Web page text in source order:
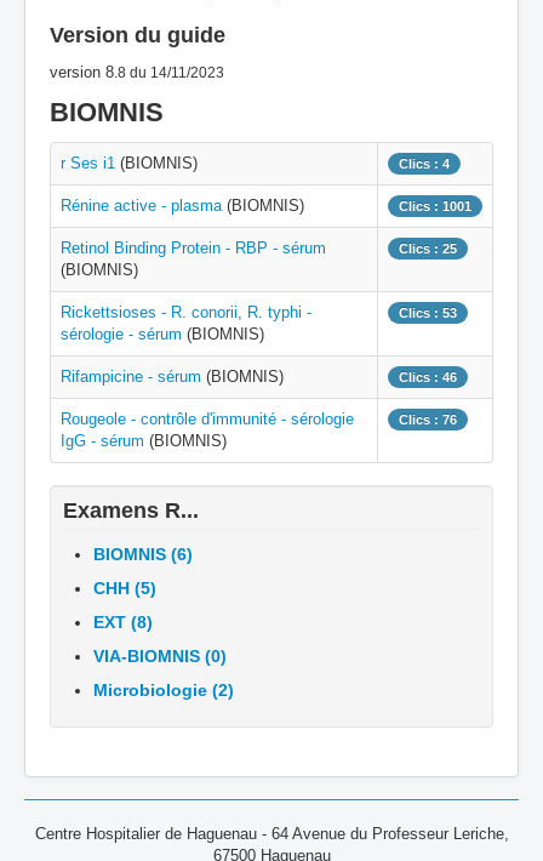
Version du guide
version 8.8 du 14/11/2023
BIOMNIS
r Ses i1 (BIOMNIS) Clics : 4
Rénine active - plasma (BIOMNIS) Clics : 1001
Retinol Binding Protein - RBP - sérum
(BIOMNIS)
Clics : 25
Rickettsioses - R. conorii, R. typhi -
sérologie - sérum (BIOMNIS)
Clics : 53
Rifampicine - sérum (BIOMNIS) Clics : 46
Rougeole - contrôle d'immunité - sérologie
IgG - sérum (BIOMNIS)
Clics : 76
Examens R...
BIOMNIS (6)
CHH (5)
EXT (8)
VIA-BIOMNIS (0)
Microbiologie (2)
Centre Hospitalier de Haguenau - 64 Avenue du Professeur Leriche,
67500 Haguenau